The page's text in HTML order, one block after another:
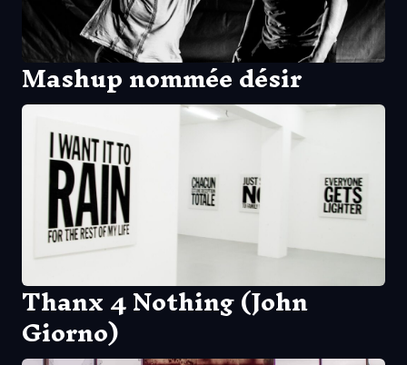
Mashup nommée désir
Thanx 4 Nothing (John
Giorno)